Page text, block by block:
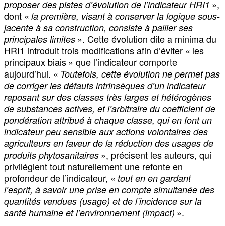
proposer des pistes d’évolution de l’indicateur HRI1 »,
dont « la première, visant à conserver la logique sous-
jacente à sa construction, consiste à pallier ses
principales limites ». Cette évolution dite a minima du
HRI1 introduit trois modifications afin d’éviter « les
principaux biais » que l’indicateur comporte
aujourd’hui. « Toutefois, cette évolution ne permet pas
de corriger les défauts intrinsèques d’un indicateur
reposant sur des classes très larges et hétérogènes
de substances actives, et l’arbitraire du coefficient de
pondération attribué à chaque classe, qui en font un
indicateur peu sensible aux actions volontaires des
agriculteurs en faveur de la réduction des usages de
produits phytosanitaires », précisent les auteurs, qui
privilégient tout naturellement une refonte en
profondeur de l’indicateur, « tout en en gardant
l’esprit, à savoir une prise en compte simultanée des
quantités vendues (usage) et de l’incidence sur la
santé humaine et l’environnement (impact) ».